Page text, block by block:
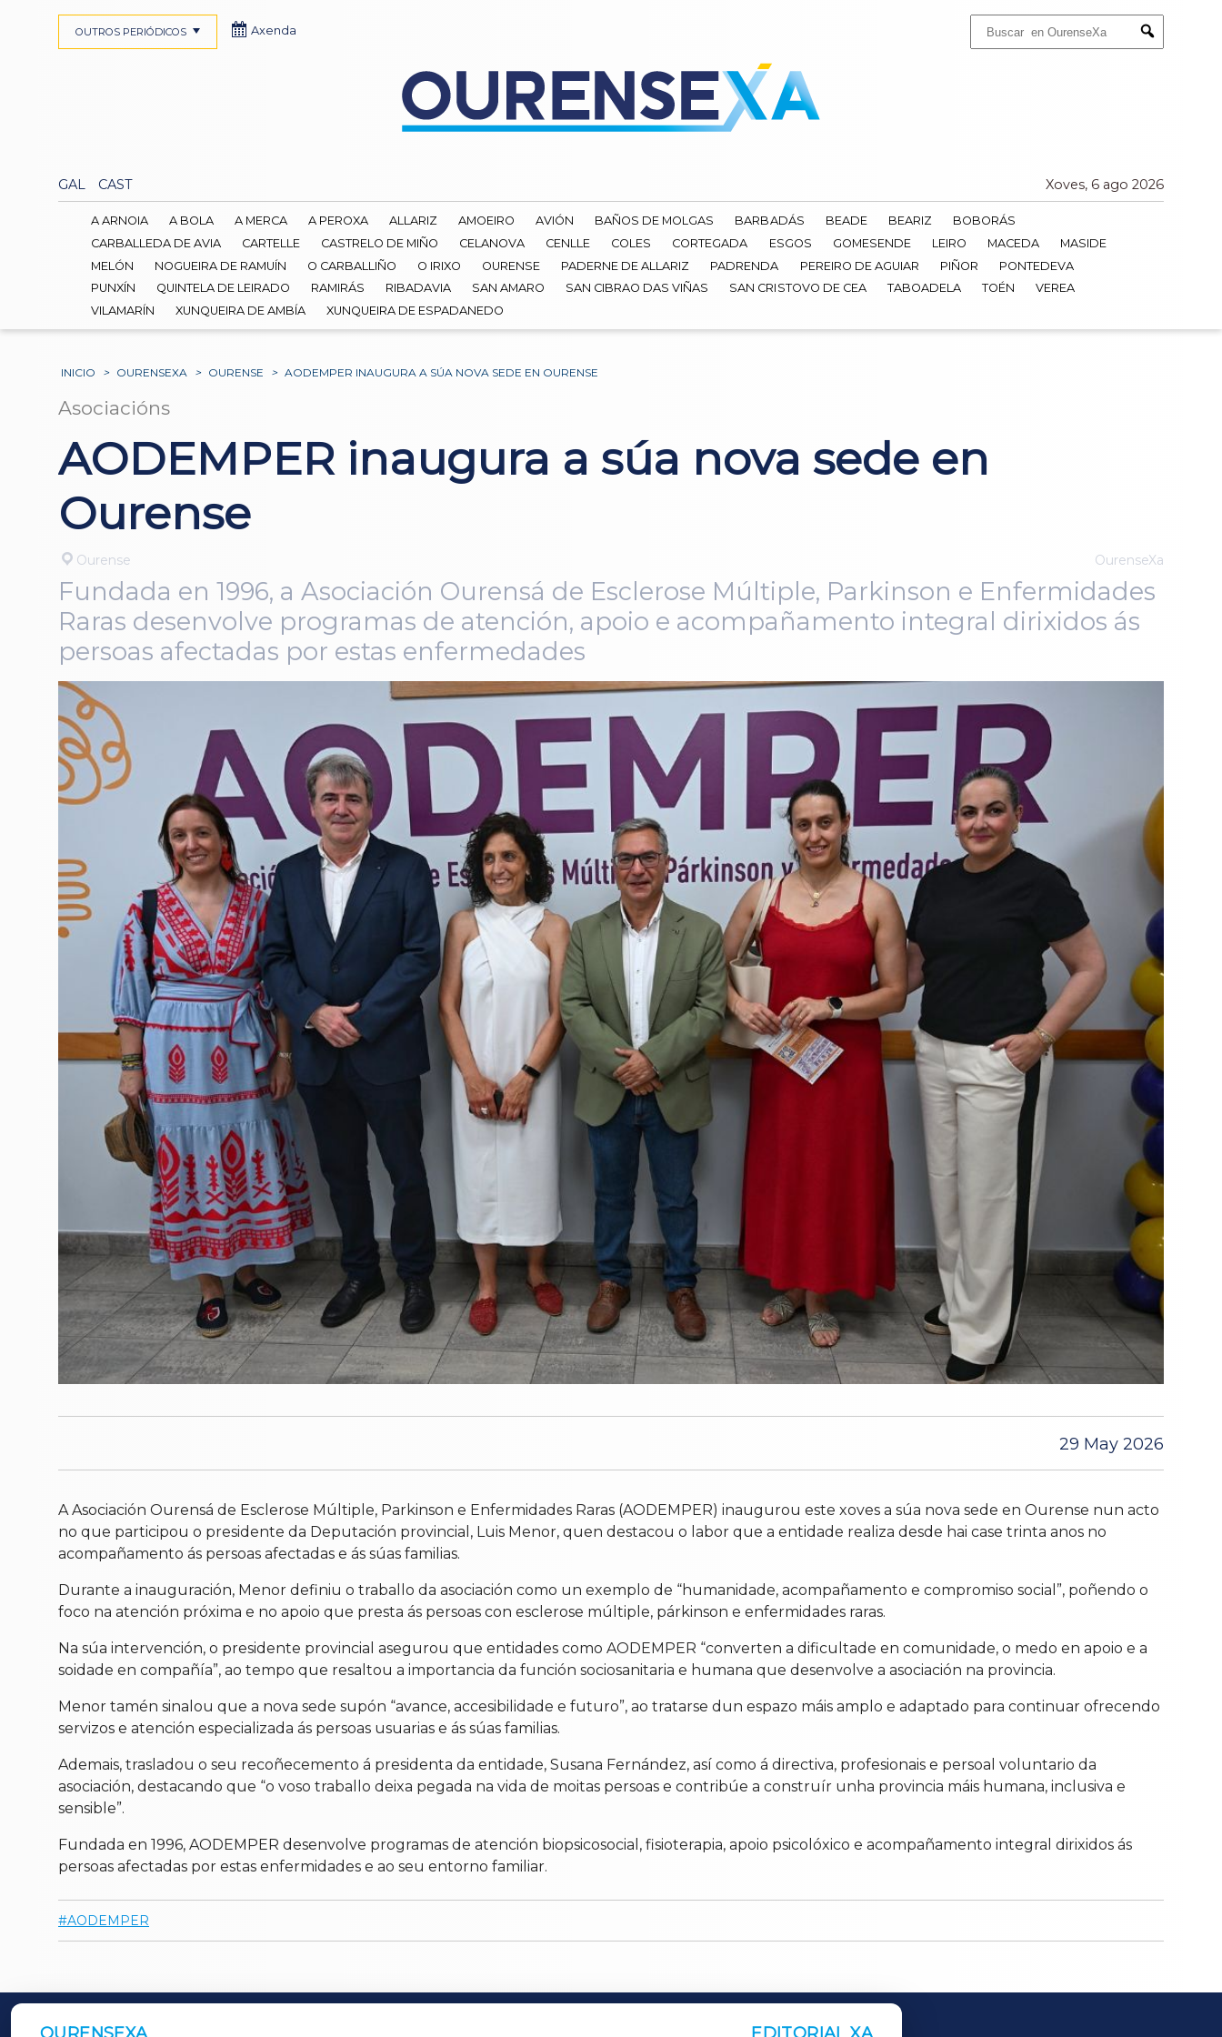
Submit
GAL CAST Xoves, 6 ago 2026
OUTROS PERIÓDICOS Axenda
A ARNOIA A BOLA A MERCA A PEROXA ALLARIZ AMOEIRO AVIÓN BAÑOS DE MOLGAS BARBADÁS BEADE BEARIZ
BOBORÁS
CARBALLEDA DE AVIA
CARTELLE CASTRELO DE MIÑO CELANOVA CENLLE COLES CORTEGADA ESGOS GOMESENDE LEIRO MACEDA
MASIDE
MELÓN
NOGUEIRA DE RAMUÍN O CARBALLIÑO O IRIXO OURENSE PADERNE DE ALLARIZ PADRENDA PEREIRO DE AGUIAR PIÑOR
PONTEDEVA
PUNXÍN
QUINTELA DE LEIRADO RAMIRÁS RIBADAVIA SAN AMARO SAN CIBRAO DAS VIÑAS SAN CRISTOVO DE CEA TABOADELA TOÉN
VEREA
VILAMARÍN
XUNQUEIRA DE AMBÍA XUNQUEIRA DE ESPADANEDO
INICIO > OURENSEXA > OURENSE > AODEMPER INAUGURA A SÚA NOVA SEDE EN OURENSE
Asociacións
AODEMPER inaugura a súa nova sede en
Ourense
Ourense OurenseXa
Fundada en 1996, a Asociación Ourensá de Esclerose Múltiple, Parkinson e Enfermidades
Raras desenvolve programas de atención, apoio e acompañamento integral dirixidos ás
persoas afectadas por estas enfermedades
29 May 2026
A Asociación Ourensá de Esclerose Múltiple, Parkinson e Enfermidades Raras (AODEMPER) inaugurou este xoves a súa nova sede en Ourense nun acto
no que participou o presidente da Deputación provincial, Luis Menor, quen destacou o labor que a entidade realiza desde hai case trinta anos no
acompañamento ás persoas afectadas e ás súas familias.
Durante a inauguración, Menor definiu o traballo da asociación como un exemplo de “humanidade, acompañamento e compromiso social”, poñendo o
foco na atención próxima e no apoio que presta ás persoas con esclerose múltiple, párkinson e enfermidades raras.
Na súa intervención, o presidente provincial asegurou que entidades como AODEMPER “converten a dificultade en comunidade, o medo en apoio e a
soidade en compañía”, ao tempo que resaltou a importancia da función sociosanitaria e humana que desenvolve a asociación na provincia.
Menor tamén sinalou que a nova sede supón “avance, accesibilidade e futuro”, ao tratarse dun espazo máis amplo e adaptado para continuar ofrecendo
servizos e atención especializada ás persoas usuarias e ás súas familias.
Ademais, trasladou o seu recoñecemento á presidenta da entidade, Susana Fernández, así como á directiva, profesionais e persoal voluntario da
asociación, destacando que “o voso traballo deixa pegada na vida de moitas persoas e contribúe a construír unha provincia máis humana, inclusiva e
sensible”.
Fundada en 1996, AODEMPER desenvolve programas de atención biopsicosocial, fisioterapia, apoio psicolóxico e acompañamento integral dirixidos ás
persoas afectadas por estas enfermidades e ao seu entorno familiar.
AODEMPER